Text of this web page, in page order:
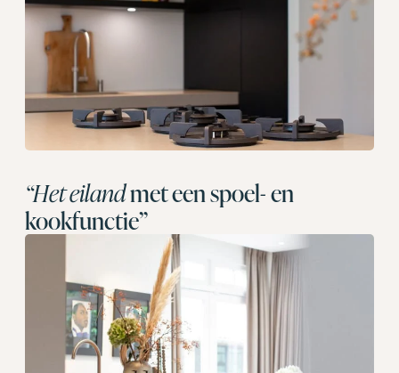
“Het eilandmet een spoel- en
kookfunctie”